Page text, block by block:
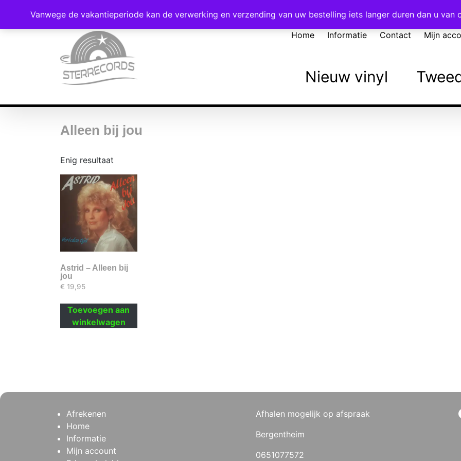
Voor 16:00 besteld = vandaag verzonden!
Home Informatie Contact Mijn
Nieuw vinyl
Alleen bij jou
Enig resultaat
Astrid – Alleen bij
jou
€ 19,95
Toevoegen aan
winkelwagen
Afrekenen
Home
Informatie
Mijn account
Afhalen mogelijk op afspraak
Bergentheim
0651077572
Vanwege de vakantieperiode kan de verwerking en verzending van uw bestelling iets langer duren dan u